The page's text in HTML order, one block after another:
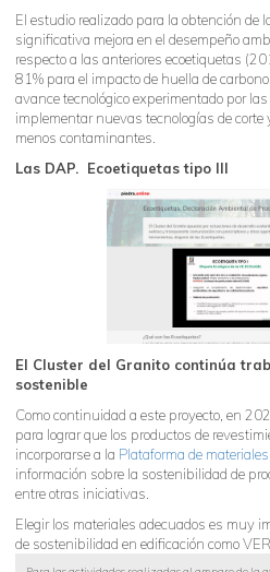
El estudio realizado para la obtención de
significativa mejora en el desempeño
respecto a las anteriores ecoetiquetas
81% para el impacto de huella de
avance tecnológico experimentado por
implementar nuevas tecnologías de
menos contaminantes.
Las DAP. Ecoetiquetas tipo III
El Cluster del Granito continúa
sostenible
Como continuidad a este proyecto, en
para lograr que los productos de
incorporarse a la Plataforma de
información sobre la sostenibilidad de
entre otras iniciativas.
Elegir los materiales adecuados es muy
de sostenibilidad en edificación como